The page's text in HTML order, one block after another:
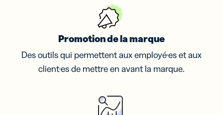
Promotion de la marque
Des outils qui permettent aux employé·es et aux
client·es de mettre en avant la marque.